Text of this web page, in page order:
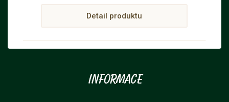
Detail produktu
Informace